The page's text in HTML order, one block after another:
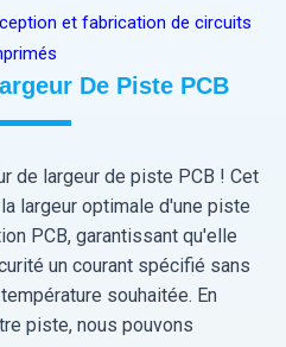
et fabrication de circuits
De Piste PCB
de largeur de piste PCB ! Cet
largeur optimale d'une piste
PCB, garantissant qu'elle
un courant spécifié sans
souhaitée. En
piste, nous pouvons